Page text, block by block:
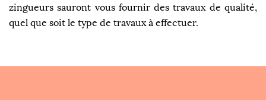
zingueurs sauront vous fournir des travaux de qualité,
quel que soit le type de travaux à effectuer.